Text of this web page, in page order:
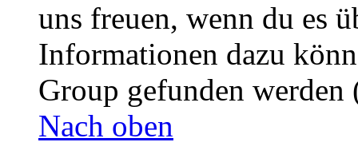
uns freuen, wenn du es
Informationen dazu
Group gefunden
Nach oben